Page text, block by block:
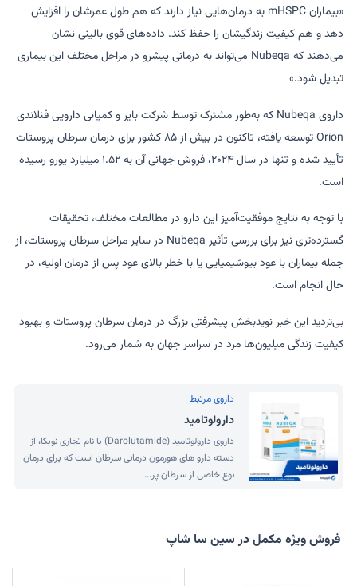
«بیماران mHSPC به درمان‌هایی نیاز دارند که هم طول عمرشان را افزایش
دهد و هم کیفیت زندگیشان را حفظ کند. داده‌های قوی بالینی نشان
می‌دهند که Nubeqa می‌تواند به درمانی پیشرو در مراحل مختلف این بیماری
تبدیل شود.»
داروی Nubeqa که به‌طور مشترک توسط شرکت بایر و کمپانی دارویی فنلاندی
Orion توسعه یافته، تاکنون در بیش از ۸۵ کشور برای درمان سرطان پروستات
تأیید شده و تنها در سال ۲۰۲۴، فروش جهانی آن به ۱.۵۲ میلیارد یورو رسیده
است.
با توجه به نتایج موفقیت‌آمیز این دارو در مطالعات مختلف، تحقیقات
گسترده‌تری نیز برای بررسی تأثیر Nubeqa در سایر مراحل سرطان پروستات، از
جمله بیماران با عود بیوشیمیایی یا با خطر بالای عود پس از درمان اولیه، در
حال انجام است.
بی‌تردید این خبر نویدبخش پیشرفتی بزرگ در درمان سرطان پروستات و بهبود
کیفیت زندگی میلیون‌ها مرد در سراسر جهان به شمار می‌رود.
داروی مرتبط
دارولوتامید
داروی دارولوتامید (Darolutamide) با نام تجاری نوبکا، از
دسته دارو های هورمون درمانی سرطان است که برای درمان
نوع خاصی از سرطان پر...
فروش ویژه مکمل در سین سا شاپ